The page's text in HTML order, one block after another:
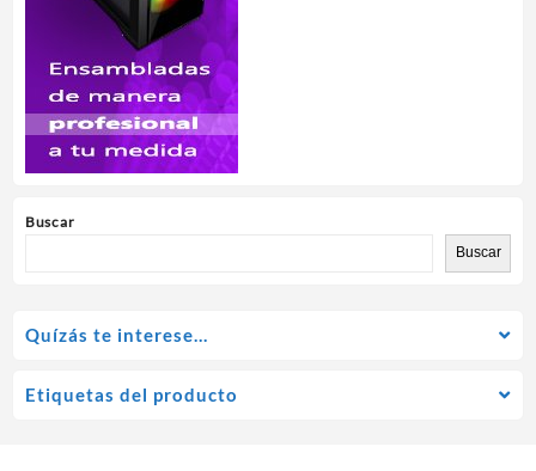
Buscar
Buscar
Quízás te interese…
Etiquetas del producto